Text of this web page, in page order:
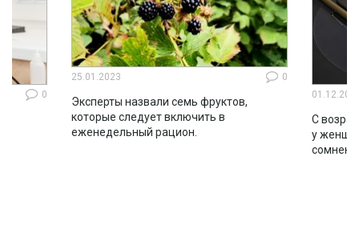
0
25.01.2023 0
Эксперты назвали семь фруктов,
которые следует включить в
еженедельный рацион.
С
у